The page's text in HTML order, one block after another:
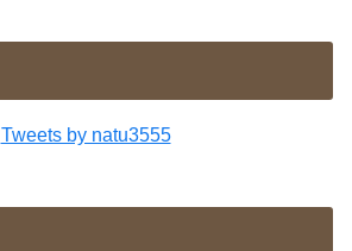
Tweets by natu3555